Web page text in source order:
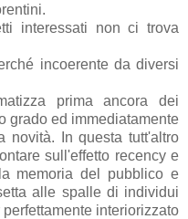
interessati non ci trova
incoerente da diversi
prima ancora dei
grado ed immediatamente
novità. In questa tutt'altro
sull'effetto recency e
memoria del pubblico e
alle spalle di individui
interiorizzato